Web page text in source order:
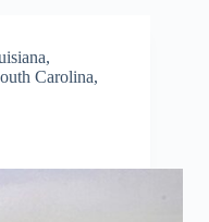
,
Carolina,